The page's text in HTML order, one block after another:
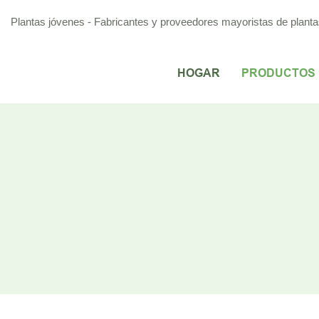
Plantas jóvenes - Fabricantes y proveedores mayoristas de
HOGAR PRODUCTOS